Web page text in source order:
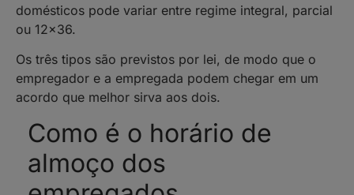
domésticos pode variar entre regime integral, parcial
ou 12×36.
Os três tipos são previstos por lei, de modo que o
empregador e a empregada podem chegar em um
acordo que melhor sirva aos dois.
Como é o horário de
almoço dos